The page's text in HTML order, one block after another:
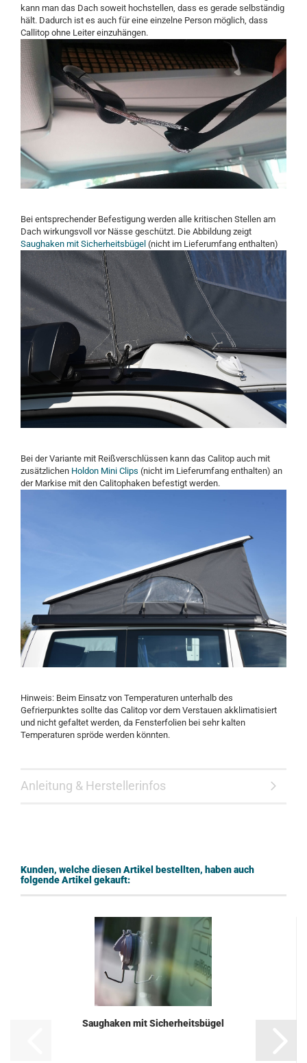
kann man das Dach soweit hochstellen, dass es gerade selbständig
hält. Dadurch ist es auch für eine einzelne Person möglich, dass
Callitop ohne Leiter einzuhängen.
Bei entsprechender Befestigung werden alle kritischen Stellen am
Dach wirkungsvoll vor Nässe geschützt. Die Abbildung zeigt
Saughaken mit Sicherheitsbügel (nicht im Lieferumfang enthalten)
Bei der Variante mit Reißverschlüssen kann das Calitop auch mit
zusätzlichen Holdon Mini Clips (nicht im Lieferumfang enthalten) an
der Markise mit den Calitophaken befestigt werden.
Hinweis: Beim Einsatz von Temperaturen unterhalb des
Gefrierpunktes sollte das Calitop vor dem Verstauen akklimatisiert
und nicht gefaltet werden, da Fensterfolien bei sehr kalten
Temperaturen spröde werden könnten.
Anleitung & Herstellerinfos
Kunden, welche diesen Artikel bestellten, haben auch
folgende Artikel gekauft:
Saughaken mit Sicherheitsbügel